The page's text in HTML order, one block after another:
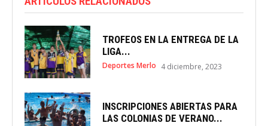
TROFEOS EN LA ENTREGA DE LA
LIGA...
Deportes Merlo 4 diciembre, 2023
INSCRIPCIONES ABIERTAS PARA
LAS COLONIAS DE VERANO...